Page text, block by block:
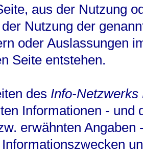
aus der Nutzung
Nutzung der
oder Auslassungen
Seite entstehen.
des Info-Netzwerks
Informationen - und
erwähnten Angaben